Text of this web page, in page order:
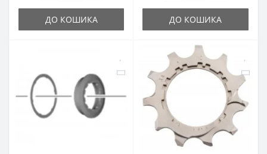
ДО КОШИКА ДО КОШИКА